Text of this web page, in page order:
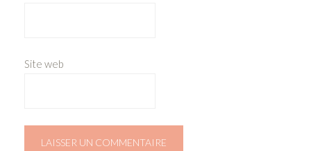
Site web